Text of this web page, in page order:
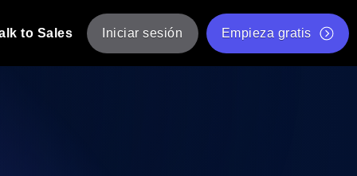
to Sales Iniciar sesión Empieza gratis